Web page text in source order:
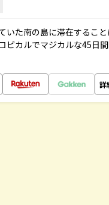
いた南の島に滞在するこ
ピカルでマジカルな45日
詳